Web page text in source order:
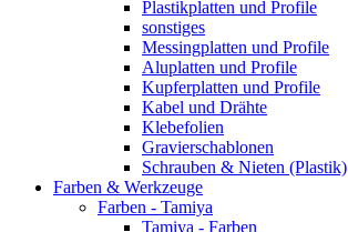
Plastikplatten und Profile
sonstiges
Messingplatten und Profile
Aluplatten und Profile
Kupferplatten und Profile
Kabel und Drähte
Klebefolien
Gravierschablonen
Schrauben & Nieten (Plastik)
Farben & Werkzeuge
Farben - Tamiya
Tamiya - Farben